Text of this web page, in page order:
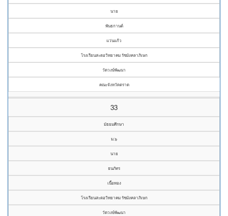
นาย
พันธกานต์
แว่นแก้ว
โรงเรียนสะตอวิทยาคม รัชมังคลาภิเษก
วัดวงษ์พัฒนา
คณะจังหวัดตราด
33
มัธยมศึกษา
ม.๖
นาย
ธนภัทร
เนื้อทอง
โรงเรียนสะตอวิทยาคม รัชมังคลาภิเษก
วัดวงษ์พัฒนา